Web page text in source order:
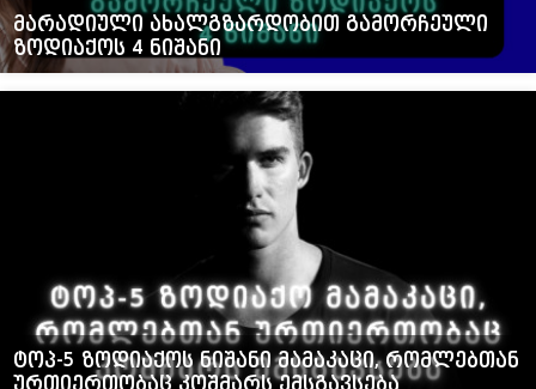
მარადიული ახალგზარდობით გამორჩეული
ზოდიაქოს 4 ნიშანი
ტოპ-5 ზოდიაქოს ნიშანი მამაკაცი, რომლებთან
ურთიერთობაც კოშმარს ემსგავსება